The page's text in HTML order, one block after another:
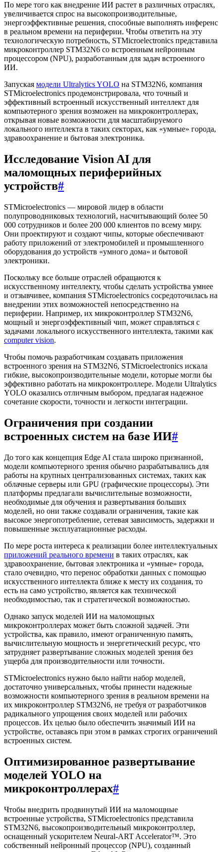
По мере того как внедрение ИИ растет в различных отраслях,
увеличивается спрос на высокопроизводительные,
энергоэффективные решения, способные выполнять инференс
в реальном времени на периферии. Чтобы ответить на эту
технологическую потребность, STMicroelectronics представила
микроконтроллер STM32N6 со встроенным нейронным
процессором (NPU), разработанным для задач встроенного
ИИ.
Запуская модели Ultralytics YOLO на STM32N6, компания
STMicroelectronics продемонстрировала, что точный и
эффективный встроенный искусственный интеллект для
компьютерного зрения возможен на микроконтроллерах,
открывая новые возможности для масштабируемого
локального интеллекта в таких секторах, как «умные» города,
здравоохранение и бытовая электроника.
Исследование Vision AI для
маломощных периферийных
устройств#
STMicroelectronics — мировой лидер в области
полупроводниковых технологий, насчитывающий более 50
000 сотрудников и более 200 000 клиентов по всему миру.
Они проектируют и создают чипы, которые обеспечивают
работу приложений от электромобилей и промышленного
оборудования до устройств «умного дома» и бытовой
электроники.
Поскольку все больше отраслей обращаются к
искусственному интеллекту, чтобы сделать устройства умнее
и отзывчивее, компания STMicroelectronics сосредоточилась на
внедрении этих возможностей непосредственно на
периферии. Например, их микроконтроллер STM32N6,
мощный и энергоэффективный чип, может справляться с
задачами локального искусственного интеллекта, такими как
computer vision.
Чтобы помочь разработчикам создавать приложения
встроенного зрения на STM32N6, STMicroelectronics искала
гибкие, высокопроизводительные модели, которые могли бы
эффективно работать на микроконтроллере. Модели Ultralytics
YOLO оказались отличным выбором, предлагая надежное
сочетание скорости, точности и легкости интеграции.
Ограничения при создании
встроенных систем на базе ИИ#
До того как концепция Edge AI стала широко признанной,
модели компьютерного зрения обычно разрабатывались для
работы на крупных централизованных системах, таких как
облачные серверы или GPU (графические процессоры). Эти
платформы предлагали вычислительные возможности,
необходимые для обучения и развертывания больших
моделей, но они также создавали ограничения, такие как
высокое энергопотребление, сетевая зависимость, задержки и
повышенные эксплуатационные расходы.
По мере роста интереса к реализации более интеллектуальных
приложений реального времени в таких отраслях, как
здравоохранение, бытовая электроника и «умные» города,
стало очевидно, что перенос обработки данных с помощью
искусственного интеллекта ближе к месту их создания, то
есть на само устройство, является как технической
необходимостью, так и стратегической возможностью.
Однако запуск моделей ИИ на маломощных
микроконтроллерах может быть сложной задачей. Эти
устройства, как правило, имеют ограниченную память,
вычислительную мощность и энергетический ресурс, что
затрудняет развертывание сложных моделей зрения без
ущерба для производительности или точности.
STMicroelectronics нужно было найти набор моделей,
достаточно универсальных, чтобы принести надежные
возможности компьютерного зрения в реальном времени на
их микроконтроллер STM32N6, не требуя от разработчиков
радикального упрощения своих моделей или рабочих
процессов. Их целью было обеспечить значимый ИИ на
устройстве, оставаясь при этом в рамках строгих ограничений
встроенных систем.
Оптимизированное развертывание
моделей YOLO на
микроконтроллерах#
Чтобы внедрить продвинутый ИИ на маломощные
встроенные устройства, STMicroelectronics представила
STM32N6, высокопроизводительный микроконтроллер,
оснащенный ускорителем Neural-ART Accelerator™. Это
собственный нейронный процессор (NPU), созданный